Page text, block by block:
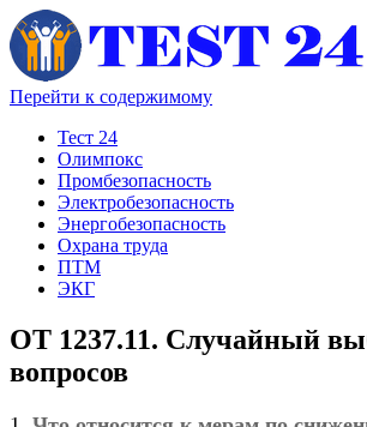
Перейти к содержимому
Тест 24
Олимпокс
Промбезопасность
Электробезопасность
Энергобезопасность
Охрана труда
ПТМ
ЭКГ
ОТ 1237.11. Случайный
вопросов